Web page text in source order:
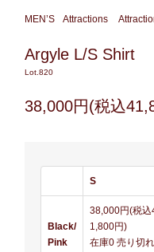
MEN’S Attractions
Argyle L/S Shirt
Lot.820
38,000円(税込
S
Black/
Pink
38,000円(税込
1,800円)
在庫0 売り切れ